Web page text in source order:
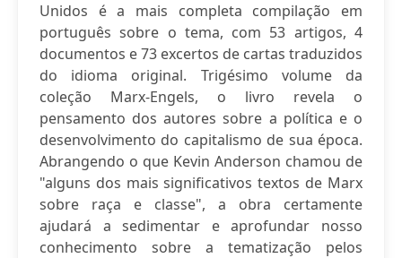
Unidos é a mais completa compilação em
português sobre o tema, com 53 artigos, 4
documentos e 73 excertos de cartas traduzidos
do idioma original. Trigésimo volume da
coleção Marx-Engels, o livro revela o
pensamento dos autores sobre a política e o
desenvolvimento do capitalismo de sua época.
Abrangendo o que Kevin Anderson chamou de
"alguns dos mais significativos textos de Marx
sobre raça e classe", a obra certamente
ajudará a sedimentar e aprofundar nosso
conhecimento sobre a tematização pelos